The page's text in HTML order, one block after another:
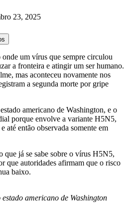
23, 2025
um vírus que sempre circulou
a fronteira e atingir um ser humano.
mas aconteceu novamente nos
a segunda morte por gripe
americano de Washington, e o
porque envolve a variante H5N5,
até então observada somente em
que já se sabe sobre o vírus H5N5,
que autoridades afirmam que o risco
baixo.
americano de Washington